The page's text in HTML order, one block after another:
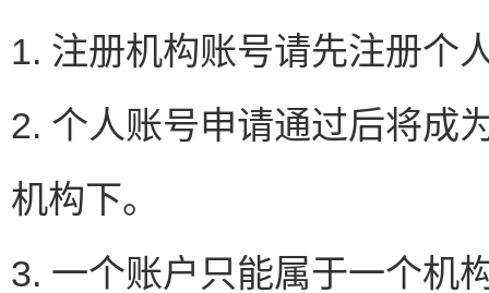
1. 注册机构账号请先注册个
2. 个人账号申请通过后将成
机构下。
3. 一个账户只能属于一个机